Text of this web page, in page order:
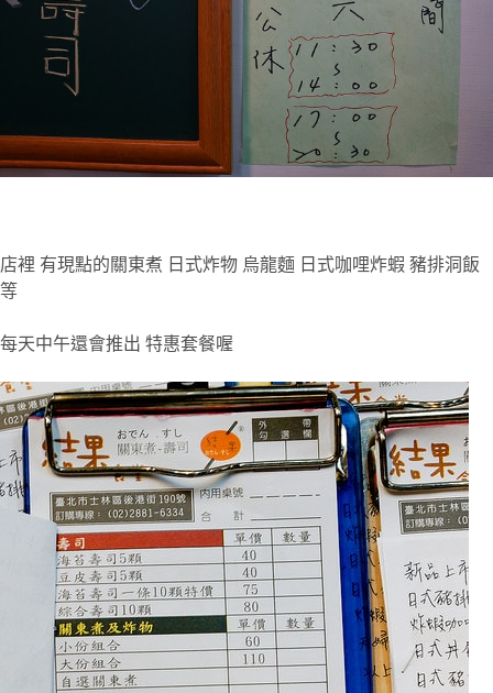
店裡 有現點的關東煮 日式炸物 烏龍麵 日式咖哩炸蝦 豬排洞飯
等
每天中午還會推出 特惠套餐喔